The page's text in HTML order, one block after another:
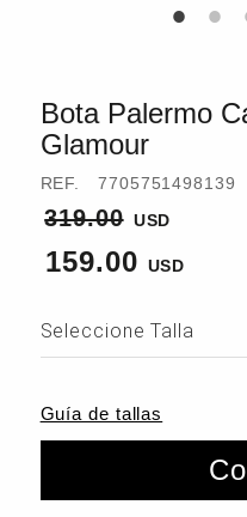
Venezuela
Bota Palermo
Glamour
REF. 7705751498139
319.00
159.00
Seleccione Talla
Guía de tallas